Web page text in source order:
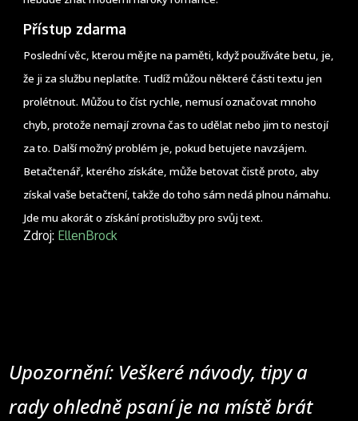
Přístup zdarma
Poslední věc, kterou mějte na paměti, když používáte betu, je,
že ji za službu neplatíte. Tudíž můžou některé části textu jen
prolétnout. Můžou to číst rychle, nemusí označovat mnoho
chyb, protože nemají zrovna čas to udělat nebo jim to nestojí
za to. Další možný problém je, pokud betujete navzájem.
Betačtenář, kterého získáte, může betovat čistě proto, aby
získal vaše betačtení, takže do toho sám nedá plnou námahu.
Jde mu akorát o získání protislužby pro svůj text.
Zdroj: EllenBrock
Upozornění: Veškeré návody, tipy a
rady ohledně psaní je na místě brát